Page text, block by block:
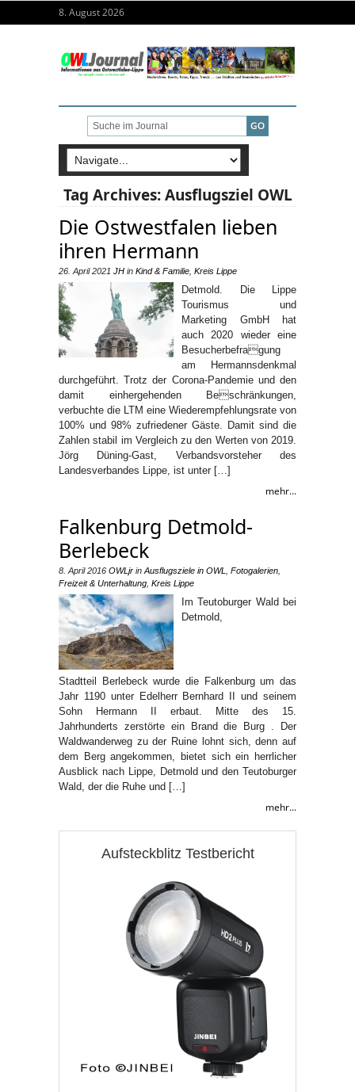
8. August 2026
Tag Archives:Ausflugsziel OWL
Die Ostwestfalen lieben
ihren Hermann
26. April 2021 JH in Kind & Familie Kreis Lippe
Detmold. Die Lippe
Tourismus und
Marketing GmbH hat
auch 2020 wieder eine
Besucherbefragung
am Hermannsdenkmal
durchgeführt. Trotz der Corona-Pandemie und den
damit einhergehenden Beschränkungen,
verbuchte die LTM eine Wiederempfehlungsrate von
100% und 98% zufriedener Gäste. Damit sind die
Zahlen stabil im Vergleich zu den Werten von 2019.
Jörg Düning-Gast, Verbandsvorsteher des
Landesverbandes Lippe, ist unter […]
mehr...
Falkenburg Detmold-
Berlebeck
8. April 2016 OWLjr in Ausflugsziele in OWL Fotogalerien
Freizeit & Unterhaltung Kreis Lippe
Im Teutoburger Wald bei
Detmold,
Stadtteil Berlebeck wurde die Falkenburg um das
Jahr 1190 unter Edelherr Bernhard II und seinem
Sohn Hermann II erbaut. Mitte des 15.
Jahrhunderts zerstörte ein Brand die Burg . Der
Waldwanderweg zu der Ruine lohnt sich, denn auf
dem Berg angekommen, bietet sich ein herrlicher
Ausblick nach Lippe, Detmold und den Teutoburger
Wald, der die Ruhe und […]
mehr...
Aufsteckblitz Testbericht